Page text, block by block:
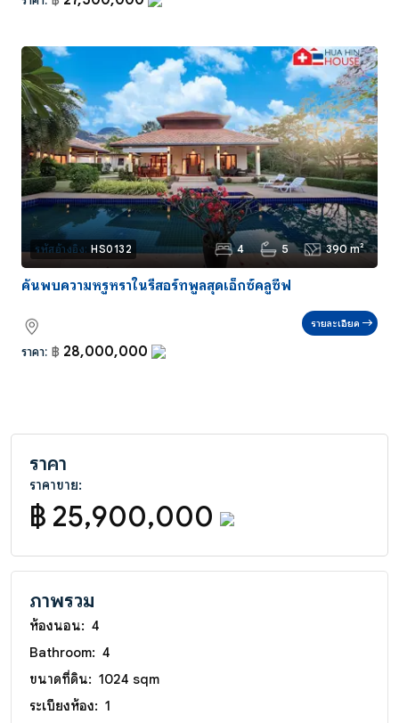
รหัสอ้างอิง: HS0132 4 5 390 m²
ค้นพบความหรูหราในรีสอร์ทพูลสุดเอ็กซ์คลูซีฟ
ราคา: ฿ 28,000,000
รายละเอียด
ราคา
ราคาขาย:
฿ 25,900,000
ภาพรวม
ห้องนอน: 4
Bathroom: 4
ขนาดที่ดิน: 1024 sqm
ระเบียงห้อง: 1